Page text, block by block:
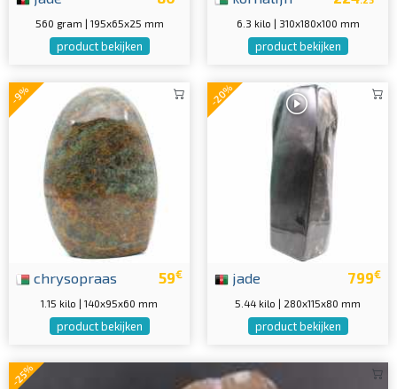
560 gram | 195x65x25 mm
product bekijken
6.3 kilo | 310x180x100 mm
product bekijken
-9%
59€
chrysopraas
1.15 kilo | 140x95x60 mm
product bekijken
-20%
799€
jade
5.44 kilo | 280x115x80 mm
product bekijken
-25%